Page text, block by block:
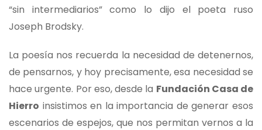
“sin intermediarios” como lo dijo el poeta ruso
Joseph Brodsky.
La poesía nos recuerda la necesidad de detenernos,
de pensarnos, y hoy precisamente, esa necesidad se
hace urgente. Por eso, desde la Fundación Casa de
Hierro insistimos en la importancia de generar esos
escenarios de espejos, que nos permitan vernos a la